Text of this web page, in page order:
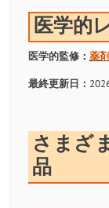
医学的
医学的監修： 薬
最終更新日：
さまざ
品